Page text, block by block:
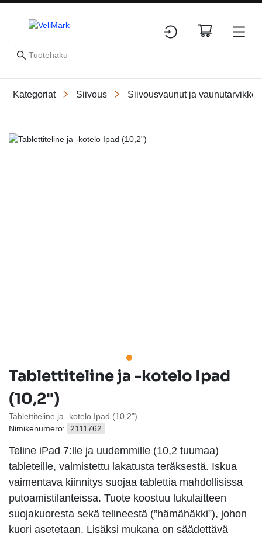
Kategoriat Siivous Siivousvaunut ja
Slide 1 of 1
Tablettiteline ja -kotelo Ipad
(10,2")
Tablettiteline ja -kotelo Ipad (10,2")
Nimikenumero:
2111762
Teline iPad 7:lle ja uudemmille (10,2 tuumaa)
tableteille, valmistettu lakatusta teräksestä. Iskua
vaimentava kiinnitys suojaa tablettia mahdollisissa
putoamistilanteissa. Tuote koostuu lukulaitteen
suojakuoresta sekä telineestä (”hämähäkki”), johon
kuori asetetaan. Lisäksi mukana on säädettävä